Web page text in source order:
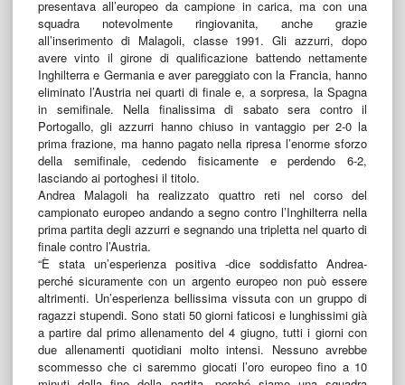
presentava all’europeo da campione in carica, ma con una
squadra notevolmente ringiovanita, anche grazie
all’inserimento di Malagoli, classe 1991. Gli azzurri, dopo
avere vinto il girone di qualificazione battendo nettamente
Inghilterra e Germania e aver pareggiato con la Francia, hanno
eliminato l’Austria nei quarti di finale e, a sorpresa, la Spagna
in semifinale. Nella finalissima di sabato sera contro il
Portogallo, gli azzurri hanno chiuso in vantaggio per 2-0 la
prima frazione, ma hanno pagato nella ripresa l’enorme sforzo
della semifinale, cedendo fisicamente e perdendo 6-2,
lasciando ai portoghesi il titolo.
Andrea Malagoli ha realizzato quattro reti nel corso del
campionato europeo andando a segno contro l’Inghilterra nella
prima partita degli azzurri e segnando una tripletta nel quarto di
finale contro l’Austria.
“È stata un’esperienza positiva -dice soddisfatto Andrea-
perché sicuramente con un argento europeo non può essere
altrimenti. Un’esperienza bellissima vissuta con un gruppo di
ragazzi stupendi. Sono stati 50 giorni faticosi e lunghissimi già
a partire dal primo allenamento del 4 giugno, tutti i giorni con
due allenamenti quotidiani molto intensi. Nessuno avrebbe
scommesso che ci saremmo giocati l’oro europeo fino a 10